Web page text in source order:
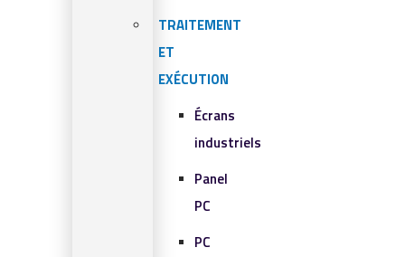
TRAITEMENT
ET
EXÉCUTION
Écrans
industriels
Panel
PC
PC